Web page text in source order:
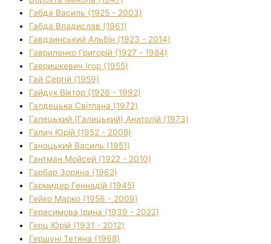
Габда Василь (1925 - 2003)
Габда Владислав (1961)
Гавдзинський Альбін (1923 - 2014)
Гавриленко Григорій (1927 - 1984)
Гавришкевич Ігор (1955)
Гай Сергій (1959)
Гайдук Віктор (1926 - 1992)
Галдецька Світлана (1972)
Галецький (Галицький) Анатолій (1973)
Галич Юрій (1952 - 2008)
Ганоцький Василь (1951)
Гантман Мойсей (1922 - 2010)
Гарбар Зоряна (1962)
Гармидер Геннадій (1945)
Гейко Марко (1956 - 2009)
Герасимова Ірина (1939 - 2022)
Герц Юрій (1931 - 2012)
Гершуні Тетяна (1968)